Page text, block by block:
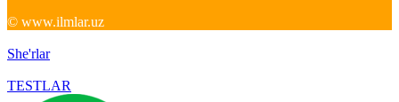
© www.ilmlar.uz
She'rlar
TESTLAR